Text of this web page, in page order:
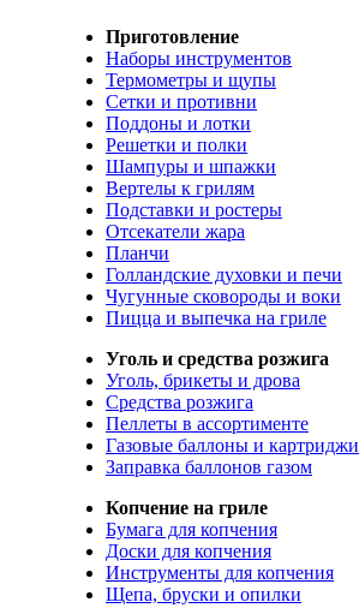
Приготовление
Наборы инструментов
Термометры и щупы
Сетки и противни
Поддоны и лотки
Решетки и полки
Шампуры и шпажки
Вертелы к грилям
Подставки и ростеры
Отсекатели жара
Планчи
Голландские духовки и печи
Чугунные сковороды и воки
Пицца и выпечка на гриле
Уголь и средства розжига
Уголь, брикеты и дрова
Средства розжига
Пеллеты в ассортименте
Газовые баллоны и картриджи
Заправка баллонов газом
Копчение на гриле
Бумага для копчения
Доски для копчения
Инструменты для копчения
Щепа, бруски и опилки